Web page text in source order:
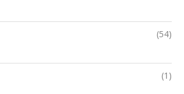
(54)
(1)